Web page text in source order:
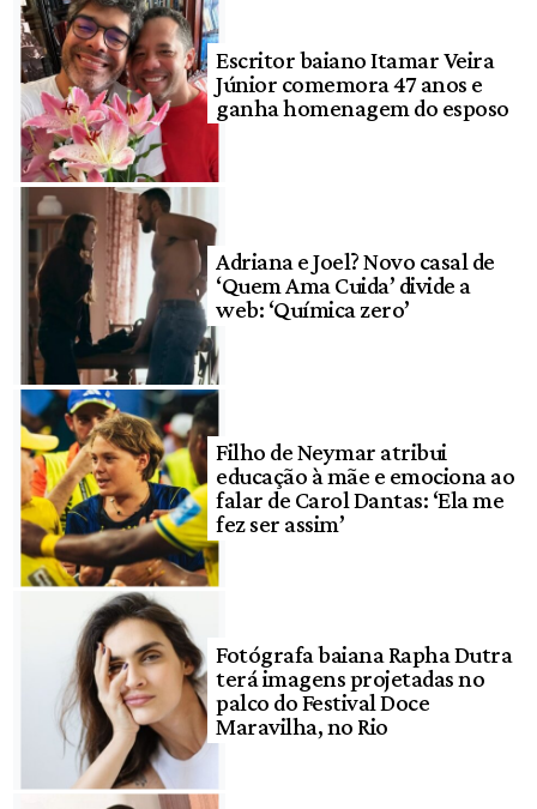
Escritor baiano Itamar Veira
Júnior comemora 47 anos e
ganha homenagem do esposo
Adriana e Joel? Novo casal de
‘Quem Ama Cuida’ divide a
web: ‘Química zero’
Filho de Neymar atribui
educação à mãe e emociona ao
falar de Carol Dantas: ‘Ela me
fez ser assim’
Fotógrafa baiana Rapha Dutra
terá imagens projetadas no
palco do Festival Doce
Maravilha, no Rio